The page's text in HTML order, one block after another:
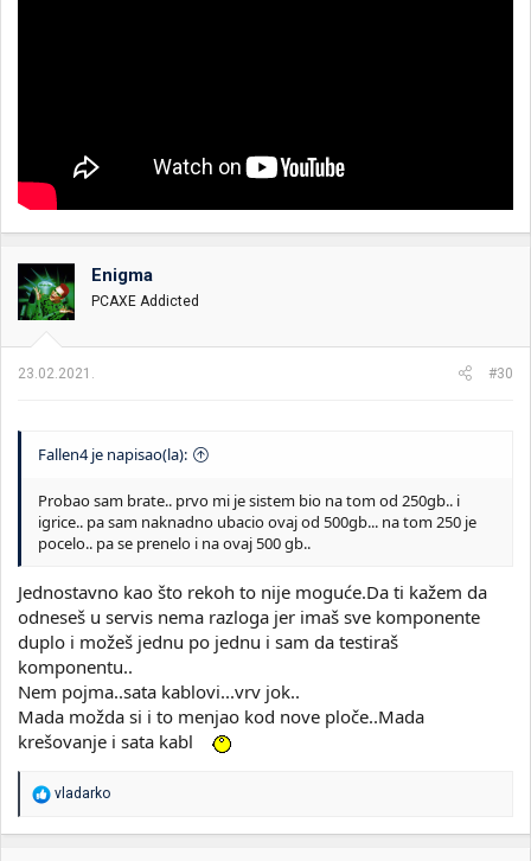
Enigma
PCAXE Addicted
23.02.2021. #30
Fallen4 je napisao(la):
Probao sam brate.. prvo mi je sistem bio na tom od 250gb.. i
igrice.. pa sam naknadno ubacio ovaj od 500gb... na tom 250 je
pocelo.. pa se prenelo i na ovaj 500 gb..
Jednostavno kao što rekoh to nije moguće.Da ti kažem da
odneseš u servis nema razloga jer imaš sve komponente
duplo i možeš jednu po jednu i sam da testiraš
komponentu..
Nem pojma..sata kablovi...vrv jok..
Mada možda si i to menjao kod nove ploče..Mada
krešovanje i sata kabl
R
a
vladarko